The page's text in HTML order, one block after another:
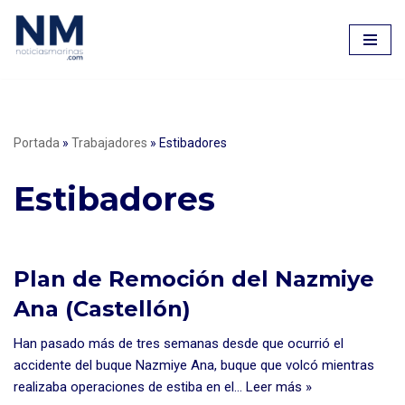
Saltar
Portada » Trabajadores » Estibadores
Estibadores
Plan de Remoción del Nazmiye
Ana (Castellón)
Han pasado más de tres semanas desde que ocurrió el
accidente del buque Nazmiye Ana, buque que volcó mientras
realizaba operaciones de estiba en el… Leer más »